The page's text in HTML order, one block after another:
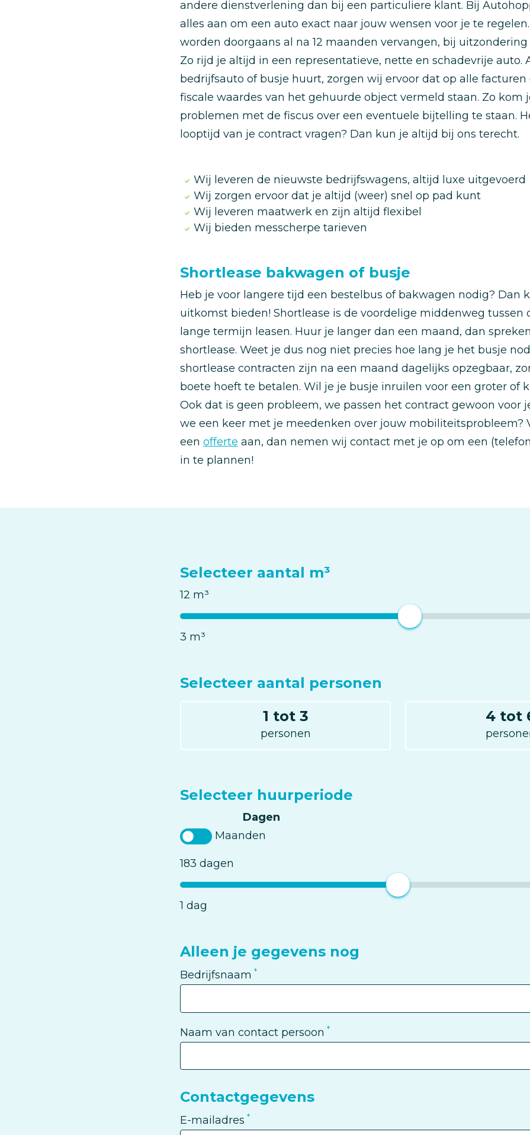
andere dienstverlening dan bij een particuliere klant. Bij
alles aan om een auto exact naar jouw wensen voor je te
worden doorgaans al na 12 maanden vervangen, bij uitzondering
Zo rijd je altijd in een representatieve, nette en schadevrije auto.
bedrijfsauto of busje huurt, zorgen wij ervoor dat op alle
fiscale waardes van het gehuurde object vermeld staan. Zo kom
problemen met de fiscus over een eventuele bijtelling te staan.
looptijd van je contract vragen? Dan kun je altijd bij ons terecht.
Wij leveren de nieuwste bedrijfswagens, altijd luxe uitgevoerd
Wij zorgen ervoor dat je altijd (weer) snel op pad kunt
Wij leveren maatwerk en zijn altijd flexibel
Wij bieden messcherpe tarieven
Shortlease bakwagen of busje
Heb je voor langere tijd een bestelbus of bakwagen nodig? Dan
uitkomst bieden! Shortlease is de voordelige middenweg tussen
lange termijn leasen. Huur je langer dan een maand, dan
shortlease. Weet je dus nog niet precies hoe lang je het busje
shortlease contracten zijn na een maand dagelijks opzegbaar,
boete hoeft te betalen. Wil je je busje inruilen voor een groter of
Ook dat is geen probleem, we passen het contract gewoon voor
we een keer met je meedenken over jouw mobiliteitsprobleem?
een offerte aan, dan nemen wij contact met je op om een
in te plannen!
Selecteer aantal m³
Selecteer
aantal
m³
12 m³
3 m³
Selecteer aantal personen
Selecteer
1 tot 3
personen
4 tot
Selecteer huurperiode
Dagen
Maanden
Aantal
dagen
183 dagen
1 dag
Alleen je gegevens nog
Bedrijfsnaam
Naam van contact persoon
Contactgegevens
E-mailadres